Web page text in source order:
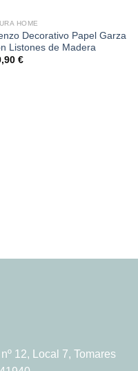
HOME
Decorativo Papel Garza
Listones de Madera
€
12, Local 7, Tomares